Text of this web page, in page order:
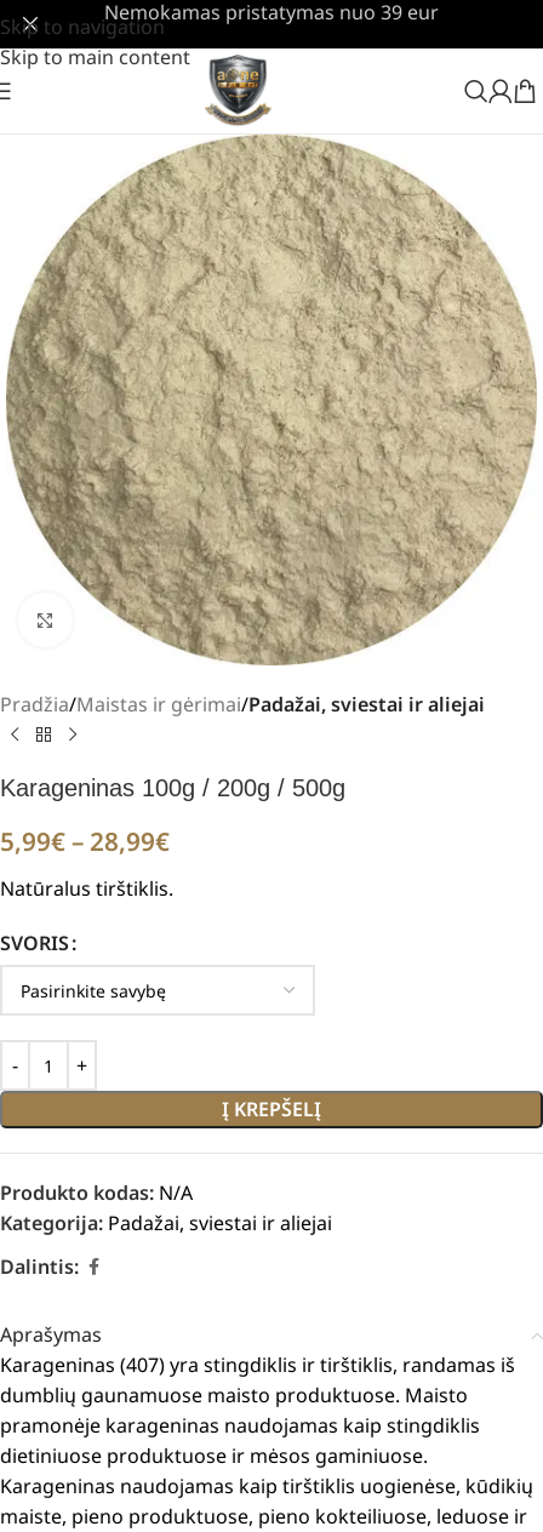
Skip to navigation
Skip to main content
Nemokamas pristatymas nuo 39 eur
Padidinti
Pradžia Maistas ir gėrimai Padažai, sviestai ir aliejai
Karageninas 100g / 200g / 500g
5,99€– 28,99€
Natūralus tirštiklis.
SVORIS
Į KREPŠELĮ
Produkto kodas: N/A
Kategorija: Padažai, sviestai ir aliejai
Dalintis:
Aprašymas
Karageninas (407) yra stingdiklis ir tirštiklis, randamas iš
dumblių gaunamuose maisto produktuose. Maisto
pramonėje karageninas naudojamas kaip stingdiklis
dietiniuose produktuose ir mėsos gaminiuose.
Karageninas naudojamas kaip tirštiklis uogienėse, kūdikių
maiste, pieno produktuose, pieno kokteiliuose, leduose ir